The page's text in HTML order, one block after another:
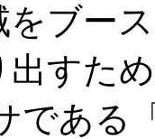
ブース
すた
である